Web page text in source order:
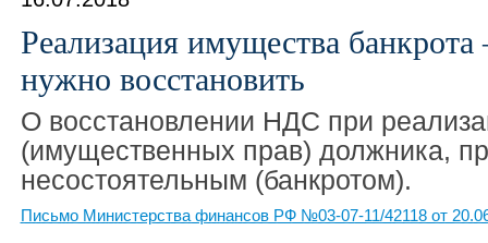
Реализация имущества
нужно восстановить
О восстановлении НДС при
(имущественных прав) должника,
несостоятельным (банкротом).
Письмо Министерства финансов РФ №03-07-11/42118 от